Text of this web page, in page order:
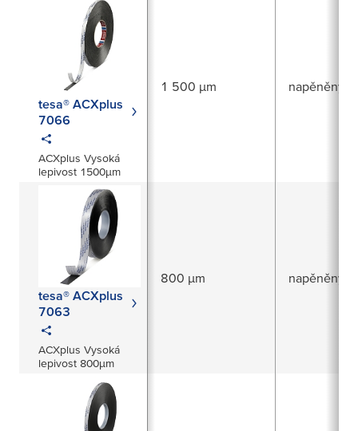
tesa® ACXplus
7066
ACXplus Vysoká
lepivost 1500µm
1 500 µm napěněný
tesa® ACXplus
7063
ACXplus Vysoká
lepivost 800µm
800 µm napěněný